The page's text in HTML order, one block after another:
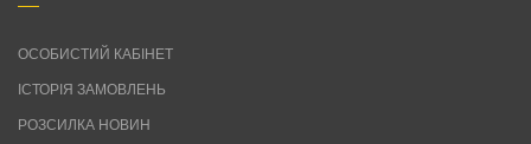
ОСОБИСТИЙ КАБІНЕТ
ІСТОРІЯ ЗАМОВЛЕНЬ
РОЗСИЛКА НОВИН